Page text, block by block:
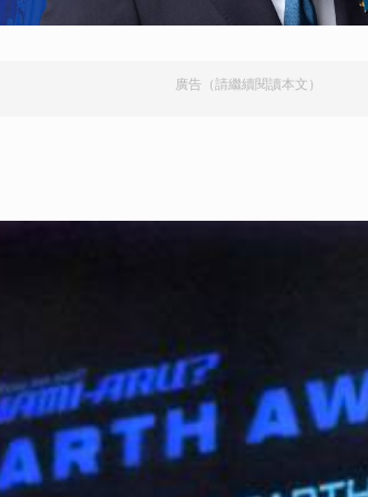
廣告（請繼續閱讀本文）
取消